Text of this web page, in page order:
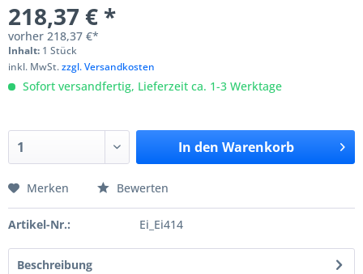
218,37 € *
vorher 218,37 €*
Inhalt: 1 Stück
inkl. MwSt.zzgl. Versandkosten
Sofort versandfertig, Lieferzeit ca. 1-3 Werktage
In den Warenkorb
Merken Bewerten
Artikel-Nr.: Ei_Ei414
Beschreibung